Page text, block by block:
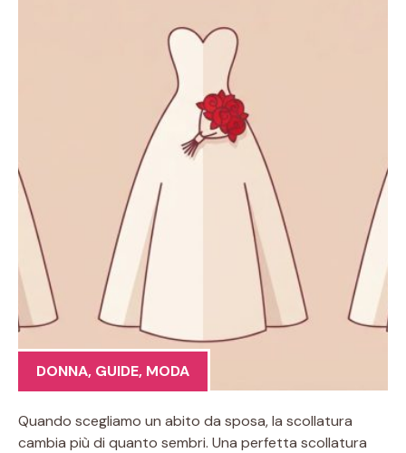
DONNA, GUIDE, MODA
Quando scegliamo un abito da sposa, la scollatura
cambia più di quanto sembri. Una perfetta scollatura